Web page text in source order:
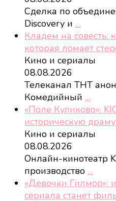
Сделка по
Discovery и …
Кладем на совесть:
которая ломает
Кино и сериалы
08.08.2026
Телеканал ТНТ
Комедийный …
«Поле Куликово»:
историческую
Кино и сериалы
08.08.2026
Онлайн-кинотеатр
производство …
«Девочки Гилмор»:
сериала станет